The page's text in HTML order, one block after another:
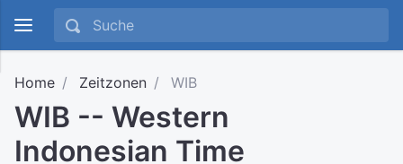
Home Zeitzonen WIB
WIB -- Western
Indonesian Time